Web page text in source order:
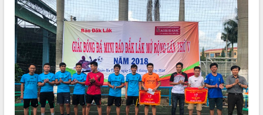
ĐIỂM TIN VĂN BẢN
QUY HOẠCH - KẾ HOẠCH